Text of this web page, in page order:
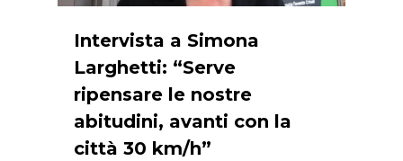
Intervista a Simona
Larghetti: “Serve
ripensare le nostre
abitudini, avanti con la
città 30 km/h”